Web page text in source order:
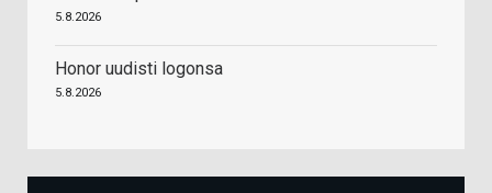
5.8.2026
Honor uudisti logonsa
5.8.2026